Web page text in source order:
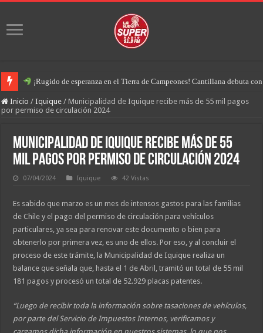
¡Rugido de esperanza en el Tierra de Campeones! Cantillana debuta
Inicio / Iquique / Municipalidad de Iquique recibe más de 55 mil pagos
por permiso de circulación 2024
Municipalidad de Iquique recibe más de 55
mil pagos por permiso de circulación 2024
07/04/2024 Iquique 42 Vistas
Es sabido que marzo es un mes de intensos gastos para las familias
de Chile y el pago del permiso de circulación para vehículos
particulares, ya sea para renovar este documento o bien para
obtenerlo por primera vez, es uno de ellos. Por eso, y al concluir el
proceso de este trámite, la Municipalidad de Iquique realiza un
balance que señala que, hasta el 1 de Abril, tramitó un total de 55 mil
181 pagos y procesó un total de 52.929 placas patentes.
“Luego de recibir toda la información sobre tasaciones de vehículos,
por parte del Servicio de Impuestos Internos, verificamos y